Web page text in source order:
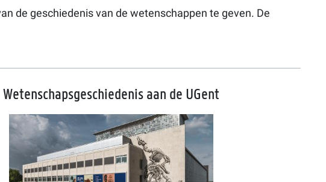
de geschiedenis van de wetenschappen te geven. De
Wetenschapsgeschiedenis aan de UGent